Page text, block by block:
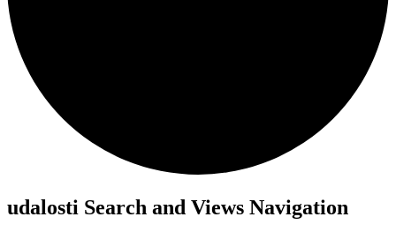
udalosti Search and Views Navigation